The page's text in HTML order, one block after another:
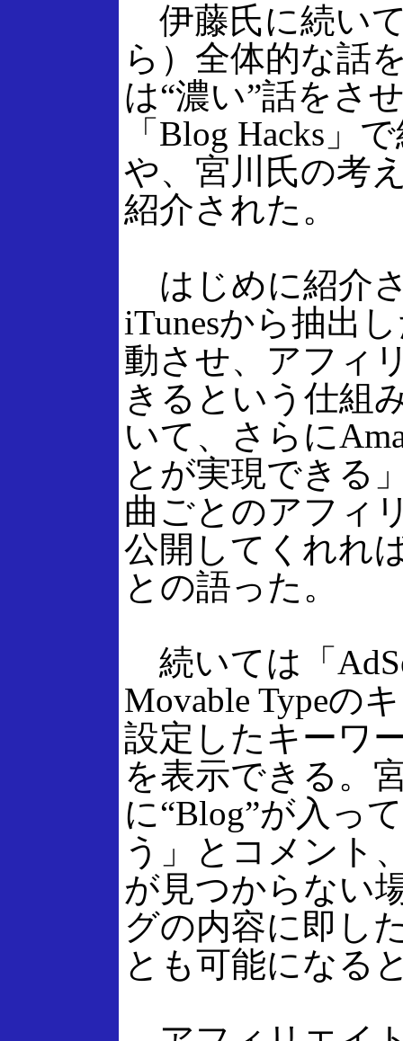
伊藤氏に続い
ら）全体的な話
は“濃い”話をさ
「Blog Hacks」
や、宮川氏の考
紹介された。
はじめに紹介さ
iTunesから抽出
動させ、アフィ
きるという仕組
いて、さらに
とが実現できる
曲ごとのアフィ
公開してくれれ
との語った。
続いては「
Movable Typeの
設定したキーワ
を表示できる。
に“Blog”が入っ
う」とコメント
が見つからない
グの内容に即し
とも可能になる